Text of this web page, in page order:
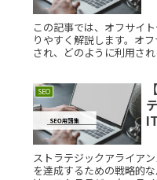
この記事では、オフサイ
りやすく解説します。オ
され、どのように利用さ
SEO
ストラテジックアライア
を達成するための戦略的